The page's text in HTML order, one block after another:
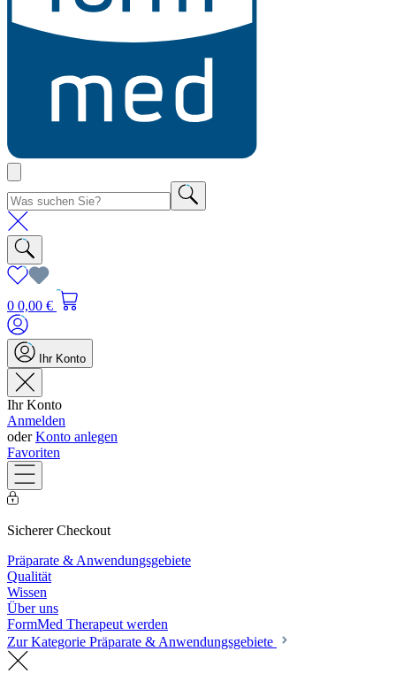
0 0,00 €
Ihr Konto
Ihr Konto
Anmelden
oderKonto anlegen
Favoriten
Sicherer Checkout
Präparate & Anwendungsgebiete
Qualität
Wissen
Über uns
FormMed Therapeut werden
Zur Kategorie Präparate & Anwendungsgebiete